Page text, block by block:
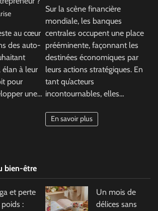
au cœur
des auto-
à leur
pour
une…
Sur la scène financière
mondiale, les banques
centrales occupent une place
prééminente, façonnant les
destinées économiques par
leurs actions stratégiques. En
tant qu’acteurs
incontournables, elles…
En savoir plus
bien-être
et perte
:
Un mois de
délices sans